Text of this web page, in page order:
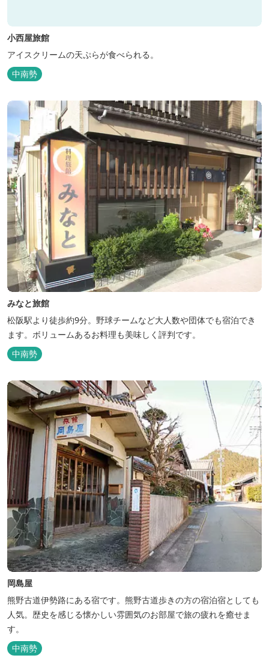
小西屋旅館
アイスクリームの天ぷらが食べられる。
中南勢
みなと旅館
松阪駅より徒歩約9分。野球チームなど大人数や団体でも宿泊でき
ます。ボリュームあるお料理も美味しく評判です。
中南勢
岡島屋
熊野古道伊勢路にある宿です。熊野古道歩きの方の宿泊宿としても
人気。歴史を感じる懐かしい雰囲気のお部屋で旅の疲れを癒せま
す。
中南勢